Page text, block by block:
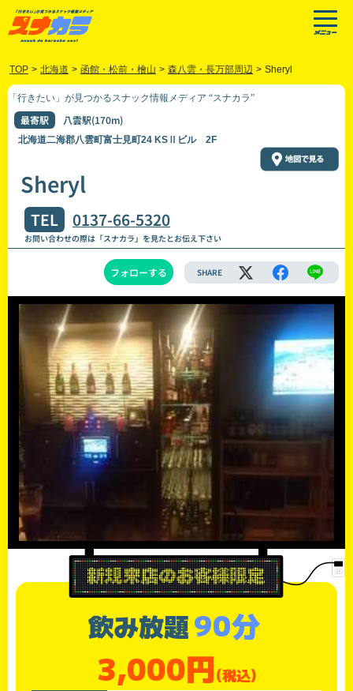
TOP > 北海道 > 函館・松前・檜山 > 森八雲・長万部周辺 > Sheryl
「行きたい」が見つかるスナック情報メディア “スナカラ”
最寄駅 八雲駅(170m)
北海道二海郡八雲町富士見町24 KSⅡビル 2F
Sheryl
TEL 0137-66-5320
お問い合わせの際は「スナカラ」を見たとお伝え下さい
フォローする SHARE
飲み放題90分
3,000円(税込)